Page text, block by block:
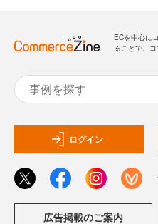
ECを中心に
ることで、
ログイン
広告掲載のご案内